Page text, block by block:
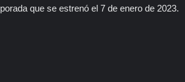
que se estrenó el 7 de enero de 2023.